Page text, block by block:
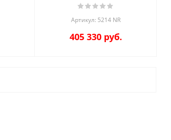
Артикул: 5214 NR
405 330 руб.